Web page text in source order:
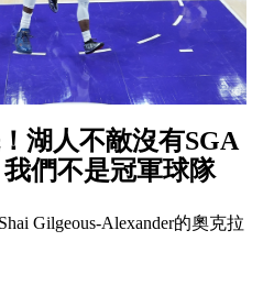
湖人不敵沒有SGA
們不是冠軍球隊
Gilgeous-Alexander的奧克拉